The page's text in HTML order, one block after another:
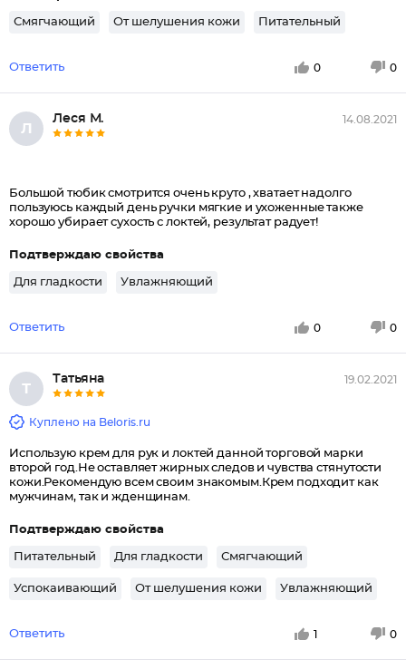
Смягчающий От шелушения кожи Питательный
Ответить 0 0
Л
Леся М. 14.08.2021
Большой тюбик смотрится очень круто , хватает надолго
пользуюсь каждый день ручки мягкие и ухоженные также
хорошо убирает сухость с локтей, результат радует!
Подтверждаю свойства
Для гладкости Увлажняющий
Ответить 0 0
Т
Татьяна 19.02.2021
Куплено на Beloris.ru
Использую крем для рук и локтей данной торговой марки
второй год.Не оставляет жирных следов и чувства стянутости
кожи.Рекомендую всем своим знакомым.Крем подходит как
мужчинам, так и жденщинам.
Подтверждаю свойства
Питательный Для гладкости Смягчающий
Успокаивающий От шелушения кожи Увлажняющий
Ответить 1 0